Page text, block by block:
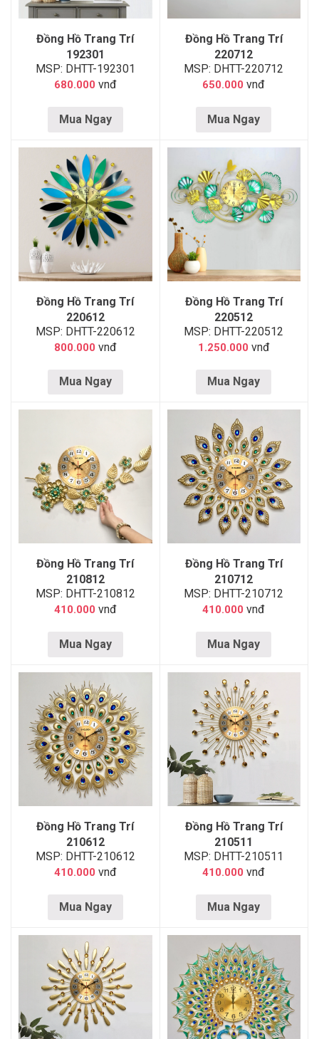
Đồng Hồ Trang Trí
192301
MSP: DHTT-192301
680.000 vnđ
Mua Ngay
Đồng Hồ Trang Trí
220712
MSP: DHTT-220712
650.000 vnđ
Mua Ngay
Đồng Hồ Trang Trí
220612
MSP: DHTT-220612
800.000 vnđ
Mua Ngay
Đồng Hồ Trang Trí
220512
MSP: DHTT-220512
1.250.000 vnđ
Mua Ngay
Đồng Hồ Trang Trí
210812
MSP: DHTT-210812
410.000 vnđ
Mua Ngay
Đồng Hồ Trang Trí
210712
MSP: DHTT-210712
410.000 vnđ
Mua Ngay
Đồng Hồ Trang Trí
210612
MSP: DHTT-210612
410.000 vnđ
Mua Ngay
Đồng Hồ Trang Trí
210511
MSP: DHTT-210511
410.000 vnđ
Mua Ngay